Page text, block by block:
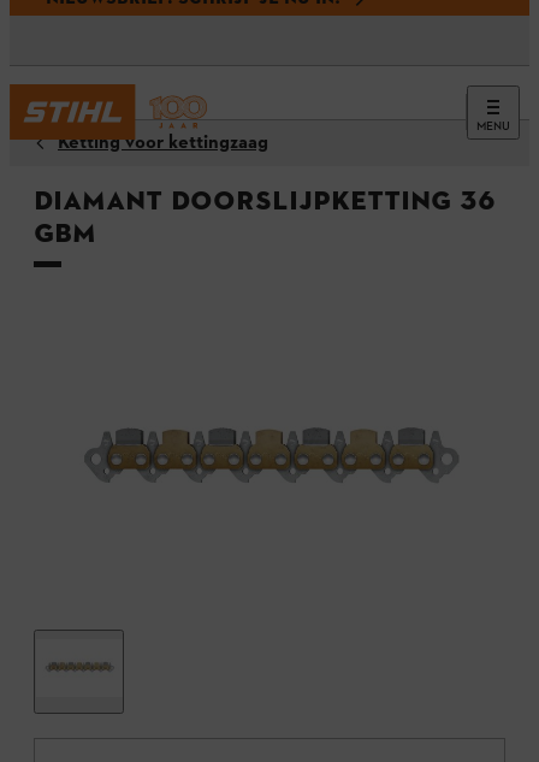
MENU
Ketting voor kettingzaag
Diamant doorslijpketting 36
GBM